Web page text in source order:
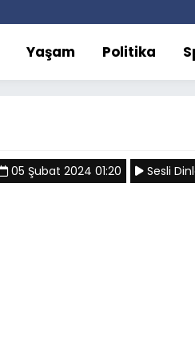
Yaşam Politika
05 Şubat 2024 01:20 Sesli